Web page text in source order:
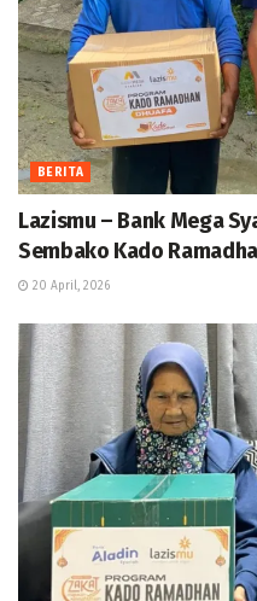
BERITA
Lazismu – Bank Mega
Sembako Kado
20 April, 2026